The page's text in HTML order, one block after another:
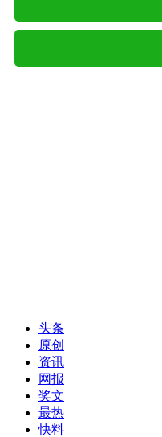
头条
原创
资讯
网报
奖文
最热
快料